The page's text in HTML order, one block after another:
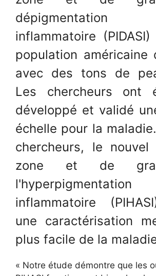
inflammatoire
population américaine
avec des tons de
Les chercheurs ont
développé et validé
échelle pour la
chercheurs, le
zone et de
inflammatoire
une caractérisation
plus facile de la
« Notre étude démontre que les